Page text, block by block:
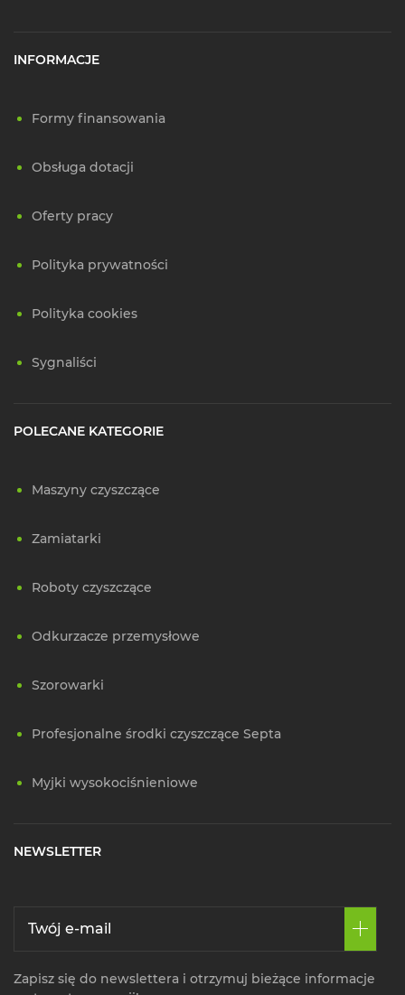
INFORMACJE
Formy finansowania
Obsługa dotacji
Oferty pracy
Polityka prywatności
Polityka cookies
Sygnaliści
POLECANE KATEGORIE
Maszyny czyszczące
Zamiatarki
Roboty czyszczące
Odkurzacze przemysłowe
Szorowarki
Profesjonalne środki czyszczące Septa
Myjki wysokociśnieniowe
NEWSLETTER
Zapisz się do newslettera i otrzymuj bieżące informacje